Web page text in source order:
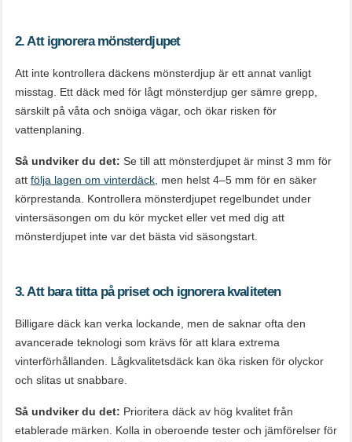
2. Att ignorera mönsterdjupet
Att inte kontrollera däckens mönsterdjup är ett annat vanligt
misstag. Ett däck med för lågt mönsterdjup ger sämre grepp,
särskilt på våta och snöiga vägar, och ökar risken för
vattenplaning.
Så undviker du det: Se till att mönsterdjupet är minst 3 mm för
att följa lagen om vinterdäck , men helst 4–5 mm för en säker
körprestanda. Kontrollera mönsterdjupet regelbundet under
vintersäsongen om du kör mycket eller vet med dig att
mönsterdjupet inte var det bästa vid säsongstart.
3. Att bara titta på priset och ignorera kvaliteten
Billigare däck kan verka lockande, men de saknar ofta den
avancerade teknologi som krävs för att klara extrema
vinterförhållanden. Lågkvalitetsdäck kan öka risken för olyckor
och slitas ut snabbare.
Så undviker du det: Prioritera däck av hög kvalitet från
etablerade märken. Kolla in oberoende tester och jämförelser för